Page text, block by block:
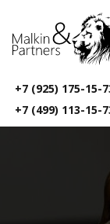
+7 (925) 175-15-
+7 (499) 113-15-